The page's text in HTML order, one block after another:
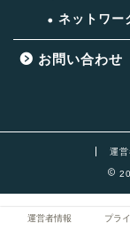
ネットワー
お問い合わせ
運営
運営者情報 プラ